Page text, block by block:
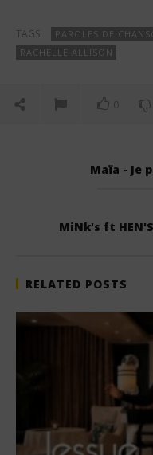
TAGS:
PAROLES DE
RACHELLE ALLISON
0
Maïa - Je
MiNk's ft HEN'S
RELATED POSTS